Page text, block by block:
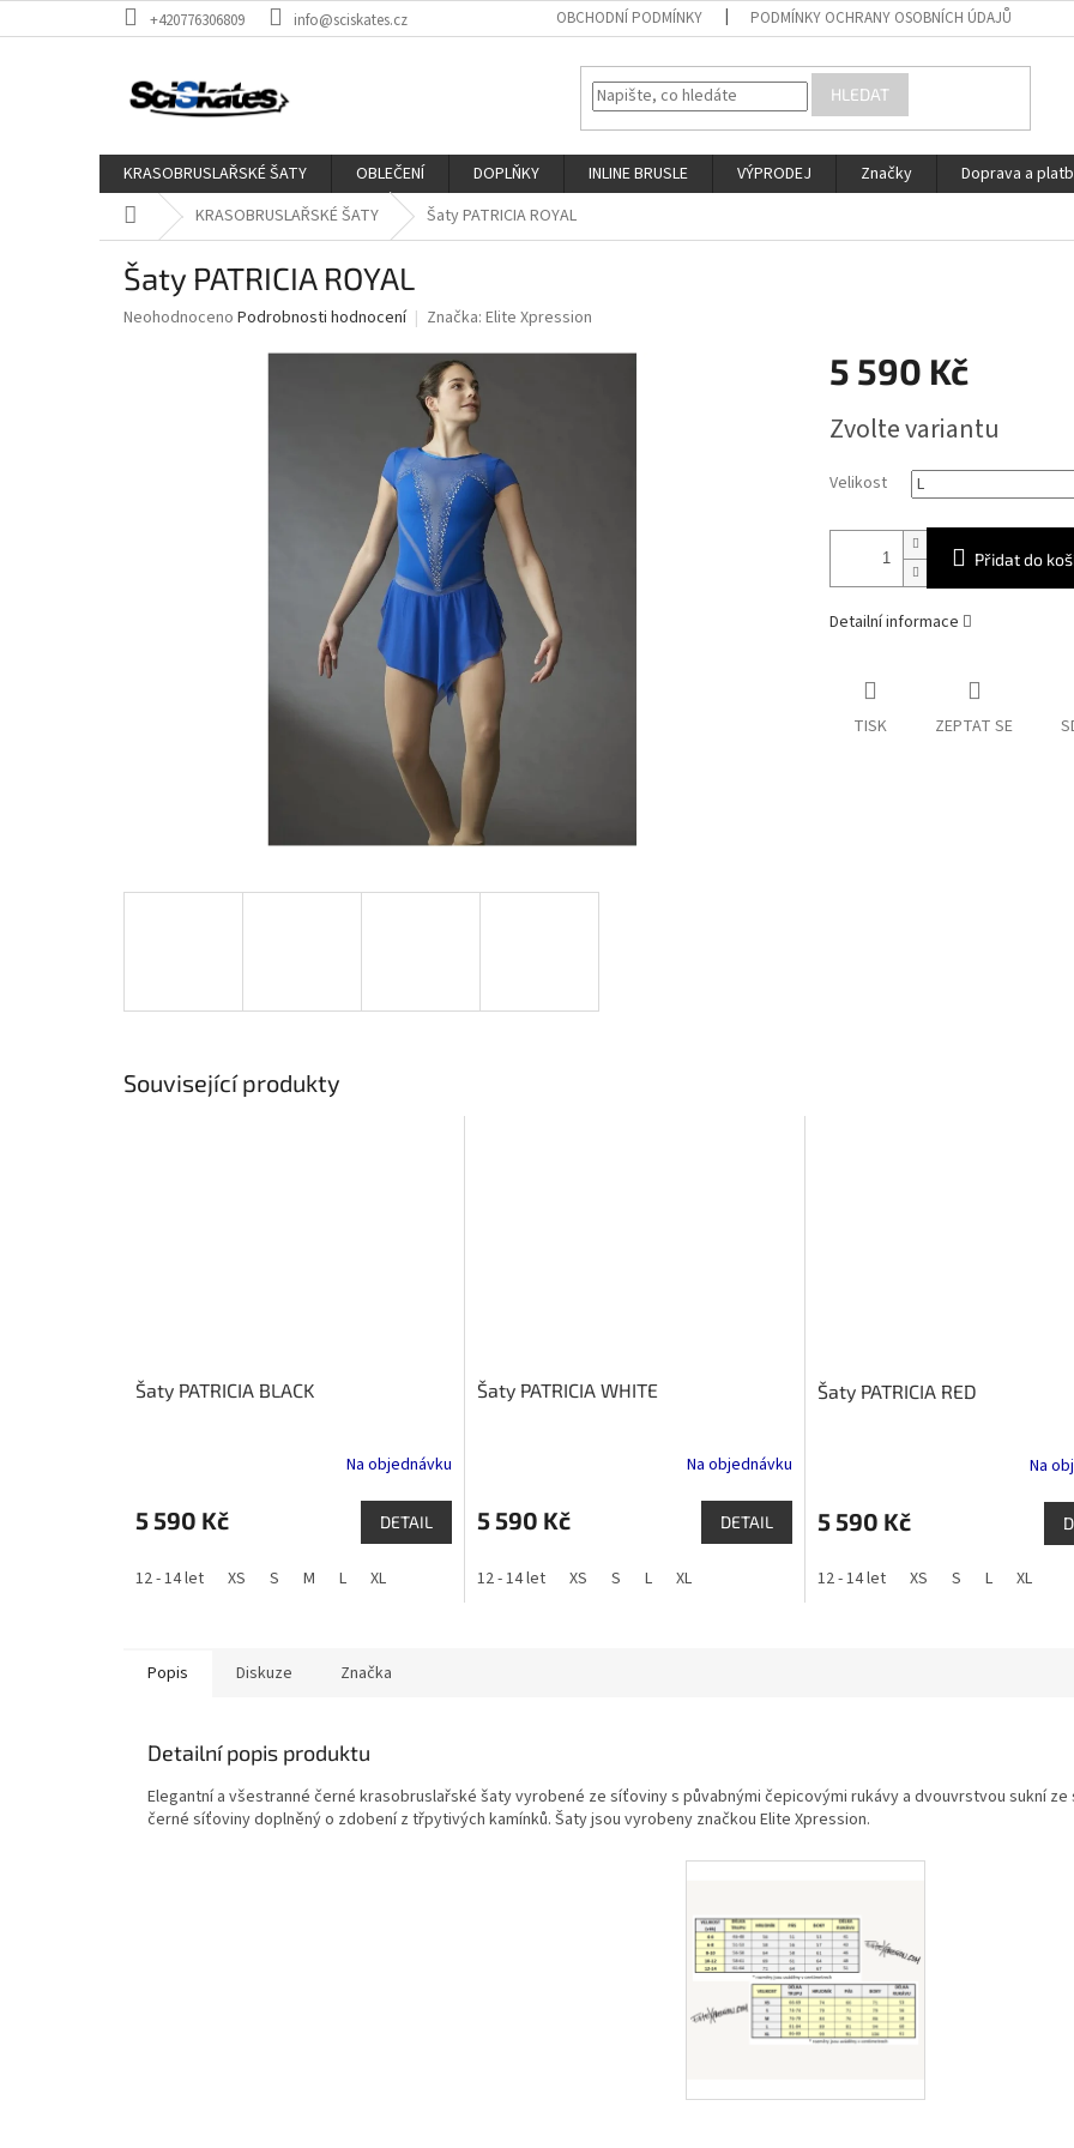
na
+420776306809 info@sciskates.cz OBCHODNÍ PODMÍNKY PODMÍNKY OCHRANY OSOBNÍCH ÚDAJŮ
HLEDAT
KRASOBRUSLAŘSKÉ ŠATY OBLEČENÍ DOPLŇKY INLINE BRUSLE VÝPRODEJ Značky Doprava a
Domů KRASOBRUSLAŘSKÉ ŠATY Šaty PATRICIA ROYAL
Šaty PATRICIA ROYAL
Průměrné
Neohodnoceno Podrobnosti hodnocení Značka: Elite Xpression
5 590 Kč
cena:
Zvolte variantu
Velikost
Přidat do
Detailní informace
TISK ZEPTAT SE
Související produkty
Šaty PATRICIA BLACK
Na objednávku
5 590 Kč DETAIL
12 - 14 let XS S M L XL
Šaty PATRICIA WHITE
Na objednávku
5 590 Kč DETAIL
12 - 14 let XS S L XL
Šaty PATRICIA RED
Na
5 590 Kč
12 - 14 let XS S L XL
Popis Diskuze Značka
Detailní popis produktu
Elegantní a všestranné černé krasobruslařské šaty vyrobené ze síťoviny s půvabnými čepicovými rukávy a dvouvrstvou sukní
černé síťoviny doplněný o zdobení z třpytivých kamínků. Šaty jsou vyrobeny značkou Elite Xpression.